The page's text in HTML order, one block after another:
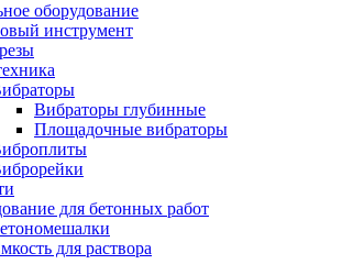
оборудование
инструмент
Вибраторы глубинные
Площадочные вибраторы
для бетонных работ
для раствора